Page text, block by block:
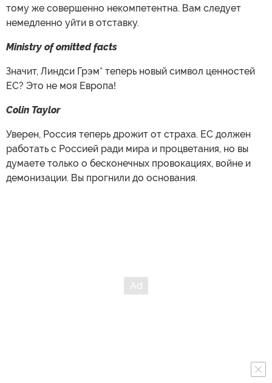
тому же совершенно некомпетентна. Вам следует
немедленно уйти в отставку.
Ministry of omitted facts
Значит, Линдси Грэм* теперь новый символ ценностей
ЕС? Это не моя Европа!
Colin Taylor
Уверен, Россия теперь дрожит от страха. ЕС должен
работать с Россией ради мира и процветания, но вы
думаете только о бесконечных провокациях, войне и
демонизации. Вы прогнили до основания.